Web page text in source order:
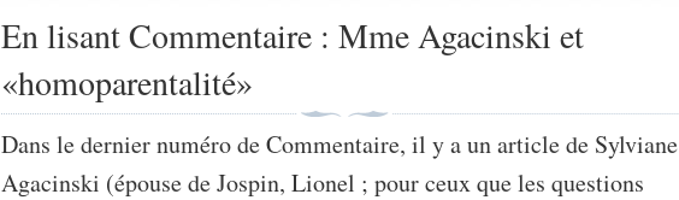
En lisant Commentaire : Mme Agacinski et
«homoparentalité»
Dans le dernier numéro de Commentaire, il y a un article de Sylviane
Agacinski (épouse de Jospin, Lionel ; pour ceux que les questions